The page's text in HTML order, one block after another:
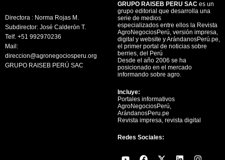
Directora : Norma Rojas M.
Subdirector: José Calderón T.
Telf. +51 992970236
Mail:
direccion@agronegociosperu.org
GRUPO RAISEB PERÚ SAC
GRUPO RAISEB PERU SAC es un
grupo editorial que desarrolla una
serie de medios
especializados entre ellos la Revista
AgroNegociosPerú, versión impresa,
digital y website y ArándanosPerú.pe,
el primer portal de noticias sobre
berries, del Perú
Desde el año 2006 se ha
posicionado en el mercado
informando sobre agro.
Incluye:
Portales informativos
AgroNegociosPerú,
ArándanosPeru.pe
Revista impresa, revista digital
Redes Sociales:
Y
F
X
L
I